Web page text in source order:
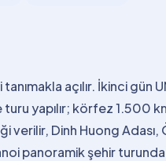
açılır. İkinci gün
yapılır; körfez 1.500
Dinh Huong Adası,
panoramik şehir